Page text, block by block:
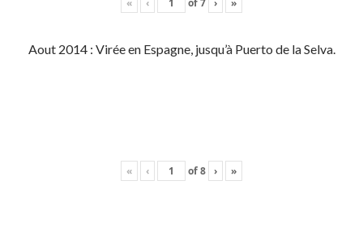
« ‹ of7 › »
Aout 2014 : Virée en Espagne, jusqu’à Puerto de la Selva.
« ‹ of8 › »